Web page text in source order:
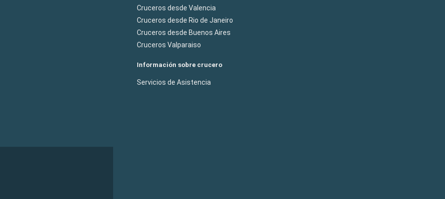
Cruceros desde Valencia
Cruceros desde Rio de Janeiro
Cruceros desde Buenos Aires
Cruceros Valparaiso
Información sobre crucero
Servicios de Asistencia